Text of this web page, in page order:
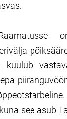
kuulub
see asub